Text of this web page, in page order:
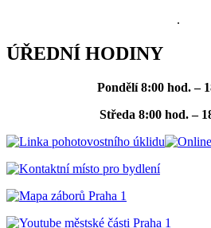
.
ÚŘEDNÍ HODINY
Pondělí 8:00 hod. –
Středa 8:00 hod. –